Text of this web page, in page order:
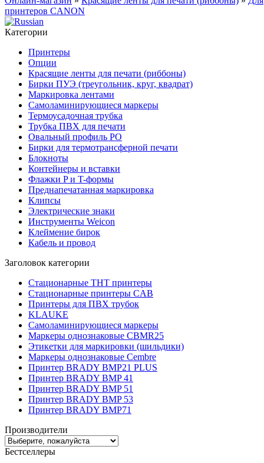
принтеров CANON
Категории
Принтеры
Опции
Красящие ленты для печати (риббоны)
Бирки ПУЭ (треугольник, круг, квадрат)
Маркировка лентами
Самоламинирующиеся маркеры
Термоусадочная трубка
Трубка ПВХ для печати
Овальный профиль PO
Бирки для термотрансферной печати
Блокноты
Контейнеры и вставки
Флажки P и T-формы
Преднапечатанная маркировка
Клипсы
Электрические знаки
Инструменты Weicon
Клеймение бирок
Кабель и провод
Заголовок категории
Стационарные THT принтеры
Стационарные принтеры CAB
Принтеры для ПВХ трубок
KLAUKE
Самоламинирующиеся маркеры
Маркеры однознаковые CBMR25
Этикетки для маркировки (шильдики)
Маркеры однознаковые Cembre
Принтер BRADY BMP21 PLUS
Принтер BRADY BMP 41
Принтер BRADY BMP 51
Принтер BRADY BMP 53
Принтер BRADY BMP71
Производители
Бестселлеры